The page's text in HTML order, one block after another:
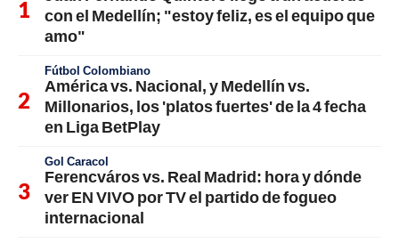
con el Medellín; "estoy feliz, es el equipo que
amo"
Fútbol Colombiano
América vs. Nacional, y Medellín vs.
Millonarios, los 'platos fuertes' de la 4 fecha
en Liga BetPlay
Gol Caracol
Ferencváros vs. Real Madrid: hora y dónde
ver EN VIVO por TV el partido de fogueo
internacional